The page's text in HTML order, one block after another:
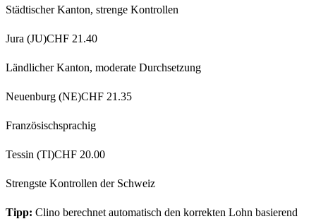
Städtischer Kanton, strenge Kontrollen
Jura (JU)CHF 21.40
Ländlicher Kanton, moderate Durchsetzung
Neuenburg (NE)CHF 21.35
Französischsprachig
Tessin (TI)CHF 20.00
Strengste Kontrollen der Schweiz
Tipp: Clino berechnet automatisch den korrekten Lohn basierend